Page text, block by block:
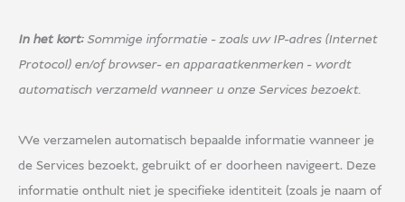
In het kort: Sommige informatie - zoals uw IP-adres (Internet
Protocol) en/of browser- en apparaatkenmerken - wordt
automatisch verzameld wanneer u onze Services bezoekt.
We verzamelen automatisch bepaalde informatie wanneer je
de Services bezoekt, gebruikt of er doorheen navigeert. Deze
informatie onthult niet je specifieke identiteit (zoals je naam of